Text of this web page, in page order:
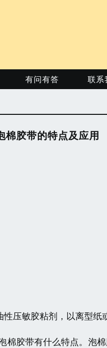
有问有答 联系
棉胶带的特点及应用
压敏胶粘剂，以离型纸
棉胶带有什么特点。泡